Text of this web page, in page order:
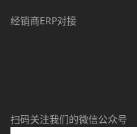
经销商ERP对接
扫码关注我们的微信公众号